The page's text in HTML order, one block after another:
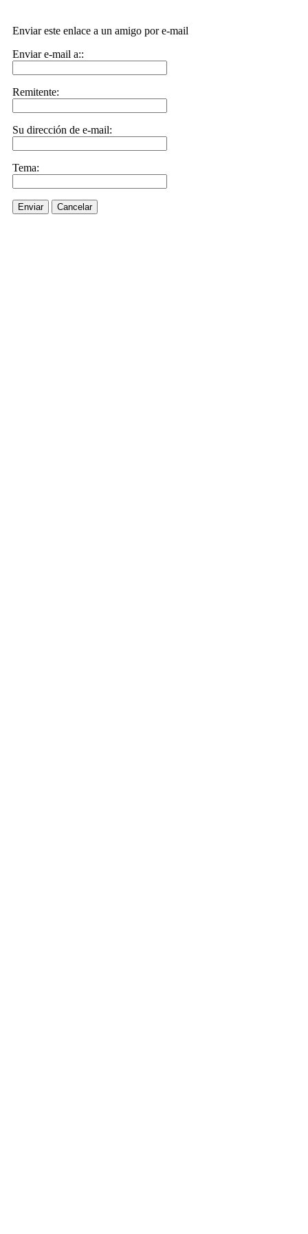
Enviar este enlace a un amigo por e-mail
Enviar e-mail a::
Remitente:
Su dirección de e-mail:
Tema:
Enviar Cancelar